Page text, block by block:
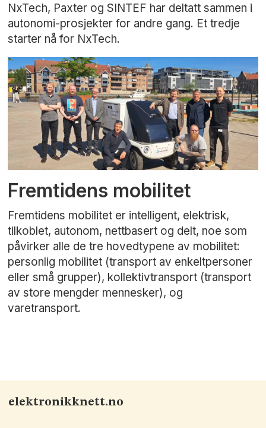
NxTech, Paxter og SINTEF har deltatt sammen i
autonomi-prosjekter for andre gang. Et tredje
starter nå for NxTech.
Fremtidens mobilitet
Fremtidens mobilitet er intelligent, elektrisk,
tilkoblet, autonom, nettbasert og delt, noe som
påvirker alle de tre hovedtypene av mobilitet:
personlig mobilitet (transport av enkeltpersoner
eller små grupper), kollektivtransport (transport
av store mengder mennesker), og
varetransport.
elektronikknett.no